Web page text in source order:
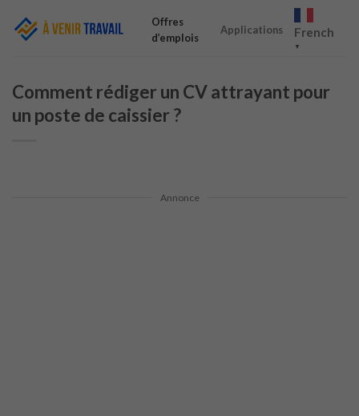
Offres
d’emplois
Applications French
▼
Comment rédiger un CV attrayant pour
un poste de caissier ?
Annonce